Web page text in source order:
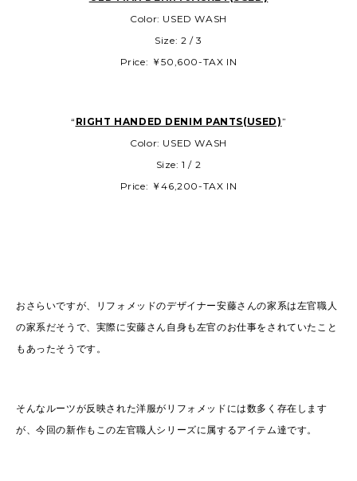
Color: USED WASH
Size: 2 / 3
Price: ￥50,600-TAX IN
“ RIGHT HANDED DENIM PANTS(USED)”
Color: USED WASH
Size: 1 / 2
Price: ￥46,200-TAX IN
おさらいですが、リフォメッドのデザイナー安藤さんの家系は左官職人
の家系だそうで、実際に安藤さん自身も左官のお仕事をされていたこと
もあったそうです。
そんなルーツが反映された洋服がリフォメッドには数多く存在します
が、今回の新作もこの左官職人シリーズに属するアイテム達です。